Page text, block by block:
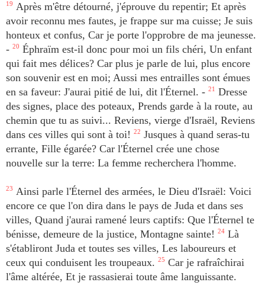
19 Après m'être détourné, j'éprouve du repentir; Et après
avoir reconnu mes fautes, je frappe sur ma cuisse; Je suis
honteux et confus, Car je porte l'opprobre de ma jeunesse.
- 20 Éphraïm est-il donc pour moi un fils chéri, Un enfant
qui fait mes délices? Car plus je parle de lui, plus encore
son souvenir est en moi; Aussi mes entrailles sont émues
en sa faveur: J'aurai pitié de lui, dit l'Éternel. - 21
Dresse
des signes, place des poteaux, Prends garde à la route, au
chemin que tu as suivi... Reviens, vierge d'Israël, Reviens
dans ces villes qui sont à toi!
22 Jusques à quand seras-tu
errante, Fille égarée? Car l'Éternel crée une chose
nouvelle sur la terre: La femme recherchera l'homme.
23 Ainsi parle l'Éternel des armées, le Dieu d'Israël: Voici
encore ce que l'on dira dans le pays de Juda et dans ses
villes, Quand j'aurai ramené leurs captifs: Que l'Éternel te
bénisse, demeure de la justice, Montagne sainte!
24 Là
s'établiront Juda et toutes ses villes, Les laboureurs et
ceux qui conduisent les troupeaux. 25 Car je rafraîchirai
l'âme altérée, Et je rassasierai toute âme languissante.